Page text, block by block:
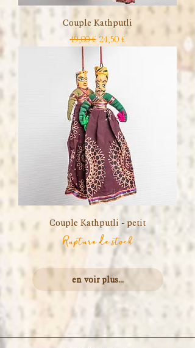
Couple Kathputli
Prix original
49,00 € Prix promotionnel
24,50 €
Couple Kathputli - petit
Rupture de stock
en voir plus...